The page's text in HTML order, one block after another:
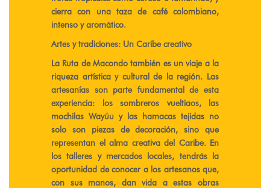
cierra con una taza de café colombiano,
intenso y aromático.
Artes y tradiciones: Un Caribe creativo
La Ruta de Macondo también es un viaje a la
riqueza artística y cultural de la región. Las
artesanías son parte fundamental de esta
experiencia: los sombreros vueltiaos, las
mochilas Wayúu y las hamacas tejidas no
solo son piezas de decoración, sino que
representan el alma creativa del Caribe. En
los talleres y mercados locales, tendrás la
oportunidad de conocer a los artesanos que,
con sus manos, dan vida a estas obras